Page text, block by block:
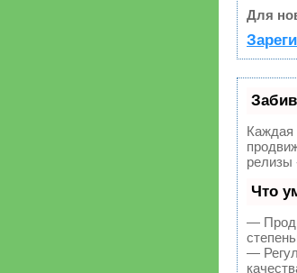
Для
Каждая
релизы
Что
—
—